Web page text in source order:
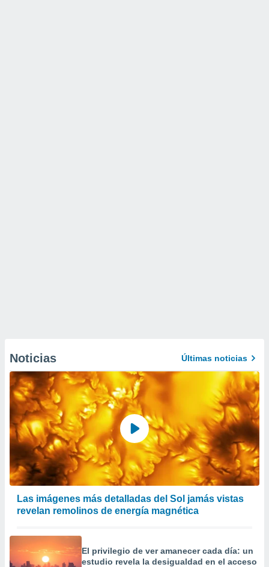
Noticias Últimas noticias
Las imágenes más detalladas del Sol jamás vistas
revelan remolinos de energía magnética
El privilegio de ver amanecer cada día: un
estudio revela la desigualdad en el acceso